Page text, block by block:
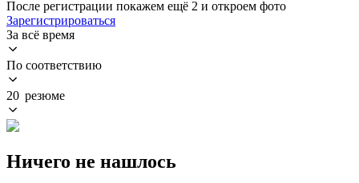
После регистрации покажем ещё 2 и откроем фото
Зарегистрироваться
За всё время
По соответствию
20 резюме
Ничего не нашлось